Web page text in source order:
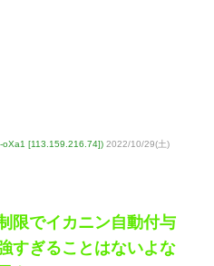
oXa1 [113.159.216.74]) 2022/10/29(土)
限でイカニン自動付与
すぎることはないよな